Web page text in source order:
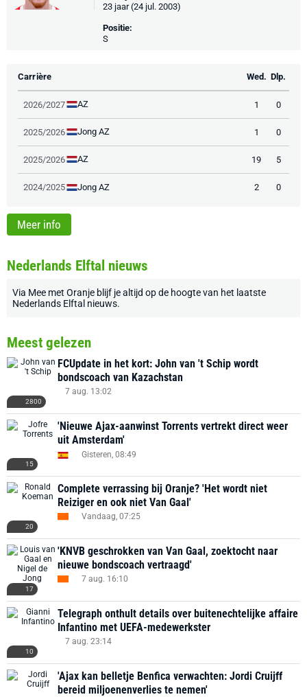
23 jaar (24 jul. 2003)
Positie:
S
Carrière Wed. Dlp.
2026/2027 AZ 1 0
2025/2026 Jong AZ 1 0
2025/2026 AZ 19 5
2024/2025 Jong AZ 2 0
Meer info
Nederlands Elftal nieuws
Via Mee met Oranje blijf je altijd op de hoogte van het laatste
Nederlands Elftal nieuws.
Meest gelezen
2800
FCUpdate in het kort: John van 't Schip wordt
bondscoach van Kazachstan
7 aug. 13:02
15
'Nieuwe Ajax-aanwinst Torrents vertrekt direct weer
uit Amsterdam'
Gisteren, 08:49
20
Complete verrassing bij Oranje? 'Het wordt niet
Reiziger en ook niet Van Gaal'
Vandaag, 07:25
17
'KNVB geschrokken van Van Gaal, zoektocht naar
nieuwe bondscoach vertraagd'
7 aug. 16:10
10
Telegraph onthult details over buitenechtelijke affaire
Infantino met UEFA-medewerkster
7 aug. 23:14
'Ajax kan belletje Benfica verwachten: Jordi Cruijff
bereid miljoenenverlies te nemen'